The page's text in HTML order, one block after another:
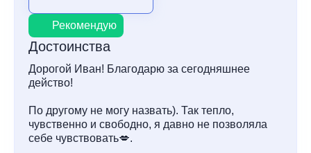
Рекомендую
Достоинства
Дорогой Иван! Благодарю за сегодняшнее
действо!
По другому не могу назвать). Так тепло,
чувственно и свободно, я давно не позволяла
себе чувствовать💋.